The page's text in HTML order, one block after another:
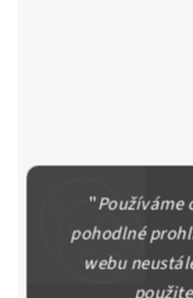
"Používáme
pohodlné
webu
100 Koruna 1940,
Slovensko (1939
série A 10,